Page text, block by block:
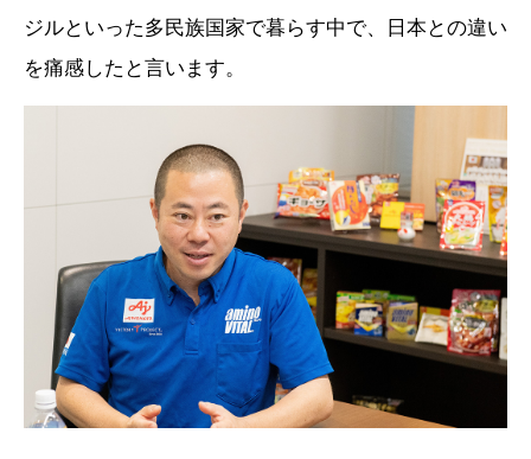
ジルといった多民族国家で暮らす中で、日本との違い
を痛感したと言います。